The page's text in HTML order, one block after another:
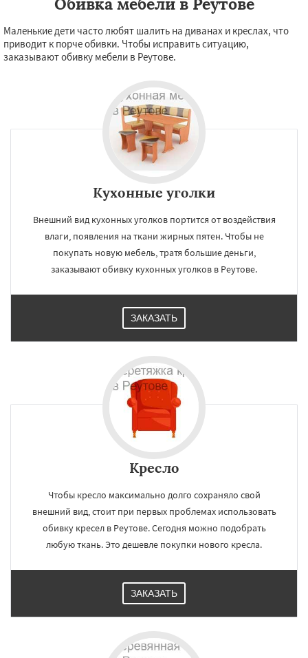
Маленькие дети часто любят шалить на диванах и креслах, что
приводит к порче обивки. Чтобы исправить ситуацию,
заказывают обивку мебели в Реутове.
Кухонные уголки
Внешний вид кухонных уголков портится от воздействия
влаги, появления на ткани жирных пятен. Чтобы не
покупать новую мебель, тратя большие деньги,
заказывают обивку кухонных уголков в Реутове.
ЗАКАЗАТЬ
Кресло
Чтобы кресло максимально долго сохраняло свой
внешний вид, стоит при первых проблемах использовать
обивку кресел в Реутове. Сегодня можно подобрать
любую ткань. Это дешевле покупки нового кресла.
ЗАКАЗАТЬ